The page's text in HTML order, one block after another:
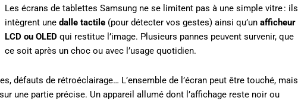
Les écrans de tablettes Samsung ne se limitent pas à une simple vitre : ils
intègrent une dalle tactile (pour détecter vos gestes) ainsi qu’un afficheur
LCD ou OLED qui restitue l’image. Plusieurs pannes peuvent survenir, que
ce soit après un choc ou avec l’usage quotidien.
défauts de rétroéclairage… L’ensemble de l’écran peut être touché, mais
une partie précise. Un appareil allumé dont l’affichage reste noir ou